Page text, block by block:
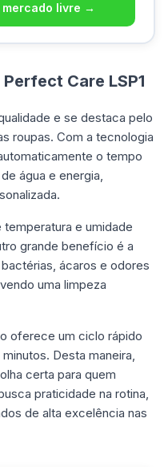
mercado livre →
Care LSP1
e se destaca pelo
roupas. Com a tecnologia
o tempo
água e energia,
temperatura e umidade
grande benefício é a
ácaros e odores
uma limpeza
oferece um ciclo rápido
Desta maneira,
certa para quem
praticidade na rotina,
de alta excelência nas